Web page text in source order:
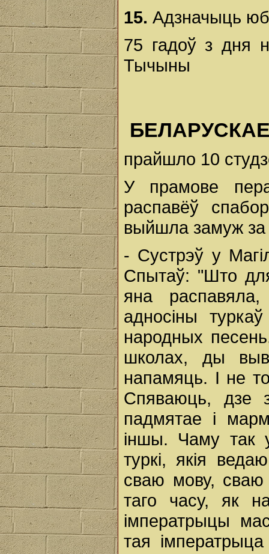
15. Адзначыць
75 гадоў з дня
Тычыны
прайшло 10
У прамове
распавёў
выйшла замуж за
- Сустрэў у
Спытаў: "Што
яна
адносіны
народных
школах, ды
напамяць. І не
Спяваюць, дзе
падмятае і
іншы. Чаму так
туркі, якія
сваю мову, сваю
таго часу, як
імператрыцы
тая